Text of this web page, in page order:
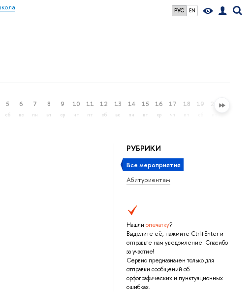
РУС EN
5
сб
6
вс
7
пн
8
вт
9
ср
10
чт
11
пт
12
сб
13
вс
14
пн
15
вт
16
ср
17
чт
18 19 21
РУБРИКИ
Все мероприятия
Абитуриентам
Нашли опечатку?
Выделите её, нажмите Ctrl+Enter и
отправьте нам уведомление. Спасибо
за участие!
Сервис предназначен только для
отправки сообщений об
орфографических и пунктуационных
ошибках.